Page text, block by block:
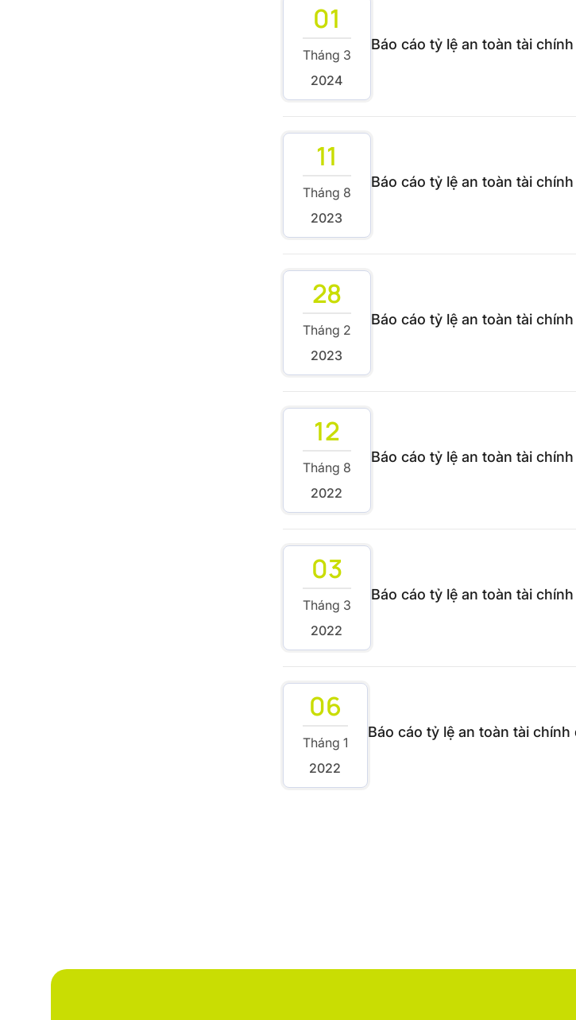
01
Tháng 3
2024
Báo cáo tỷ lệ an toàn tài
11
Tháng 8
2023
Báo cáo tỷ lệ an toàn tài
28
Tháng 2
2023
Báo cáo tỷ lệ an toàn tài
12
Tháng 8
2022
Báo cáo tỷ lệ an toàn tài
03
Tháng 3
2022
Báo cáo tỷ lệ an toàn tài
06
Tháng 1
2022
Báo cáo tỷ lệ an toàn tài